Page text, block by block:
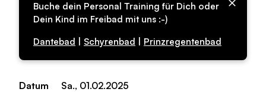
Buche dein Personal Training für Dich oder
Dein Kind im Freibad mit uns :-)
Dantebad
Schyrenbad Prinzregentenbad
Personal-Training für
Erwachsene
Datum
Sa., 01.02.2025